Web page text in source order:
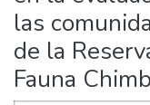
las
de la
Fauna